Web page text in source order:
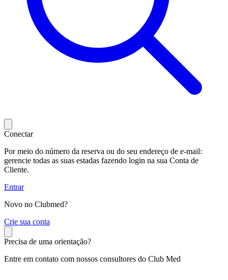
Conectar
Por meio do número da reserva ou do seu endereço de e-mail:
gerencie todas as suas estadas fazendo login na sua Conta de
Cliente.
Entrar
Novo no Clubmed?
Crie sua conta
Precisa de uma orientação?
Entre em contato com nossos consultores do Club Med